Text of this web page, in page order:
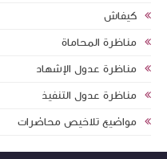
كيفاش
مناظرة المحاماة
مناظرة عدول الإشهاد
مناظرة عدول التنفيذ
مواضيع تلاخيص محاضرات